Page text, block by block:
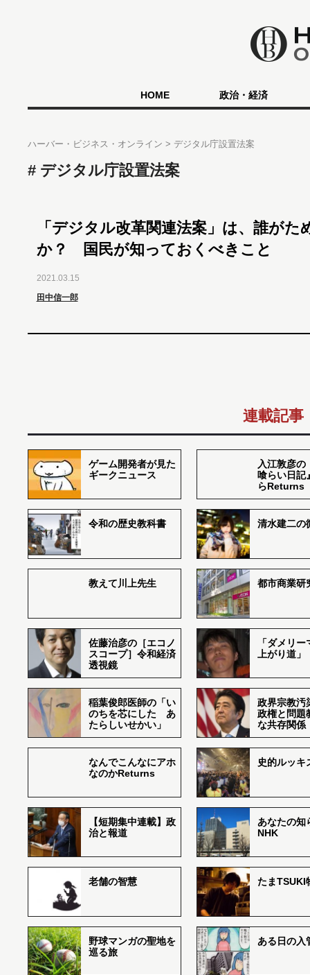
HOME 政治・経済
ハーバー・ビジネス・オンライン デジタル庁設置法案
デジタル庁設置法案
「デジタル改革関連法案」は、誰がた
か？ 国民が知っておくべきこと
2021.03.15
田中信一郎
連載記事
ゲーム開発者が見た
ギークニュース
入江敦彦の
喰らい日記
らReturns
令和の歴史教科書 清水建二の
教えて川上先生 都市商業研
佐藤治彦の［エコノ
スコープ］令和経済
透視鏡
「ダメリ
上がり道」
稲葉俊郎医師の「い
のちを芯にした あ
たらしいせかい」
政界宗教汚
政権と問題
な共存関係
なんでこんなにアホ
なのかReturns
史的ルッキ
【短期集中連載】政
治と報道
あなたの知
NHK
老舗の智慧 たまTSUKI
野球マンガの聖地を
巡る旅
ある日の入